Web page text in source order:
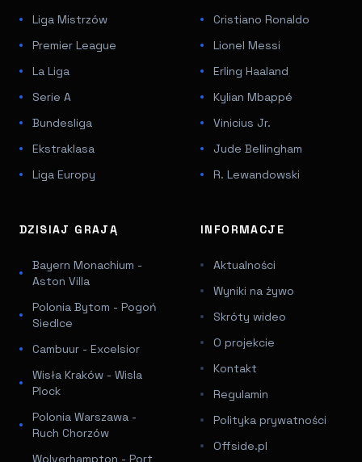
Liga Mistrzów
Premier League
La Liga
Serie A
Bundesliga
Ekstraklasa
Liga Europy
Cristiano Ronaldo
Lionel Messi
Erling Haaland
Kylian Mbappé
Vinicius Jr.
Jude Bellingham
R. Lewandowski
DZISIAJ GRAJĄ
Bayern Monachium -
Aston Villa
Polonia Bytom - Pogoń
Siedlce
Cambuur - Excelsior
Wisła Kraków - Wisla
Plock
Polonia Warszawa -
Ruch Chorzów
Wolverhampton - Port
INFORMACJE
Aktualności
Wyniki na żywo
Skróty wideo
O projekcie
Kontakt
Regulamin
Polityka prywatności
Offside.pl